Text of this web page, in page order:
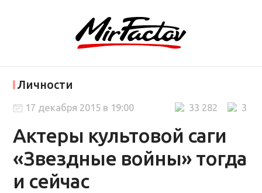
Личности
Актеры культовой саги
«Звездные войны» тогда
и сейчас
3
33 282
17 декабря 2015 в 19:00